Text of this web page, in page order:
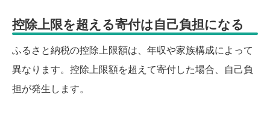
控除上限を超える寄付は自己負担になる
ふるさと納税の控除上限額は、年収や家族構成によって
異なります。控除上限額を超えて寄付した場合、自己負
担が発生します。